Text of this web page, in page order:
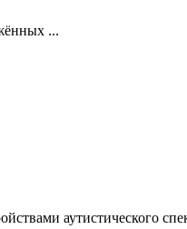
...
аутистического